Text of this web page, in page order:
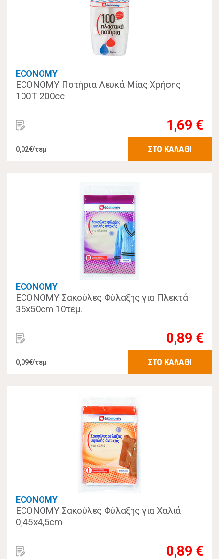
ECONOMY
ECONOMY Ποτήρια Λευκά Μίας Χρήσης
100Τ 200cc
1,69 €
0,02€/τεμ ΣΤΟ ΚΑΛΑΘΙ
ECONOMY
ECONOMY Σακούλες Φύλαξης για Πλεκτά
35x50cm 10τεμ.
0,89 €
0,09€/τεμ ΣΤΟ ΚΑΛΑΘΙ
ECONOMY
ECONOMY Σακούλες Φύλαξης για Χαλιά
0,45x4,5cm
0,89 €